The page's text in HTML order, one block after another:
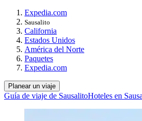
Expedia.com
Sausalito
California
Estados Unidos
América del Norte
Paquetes
Expedia.com
Planear un viaje
Guía de viaje de SausalitoHoteles en